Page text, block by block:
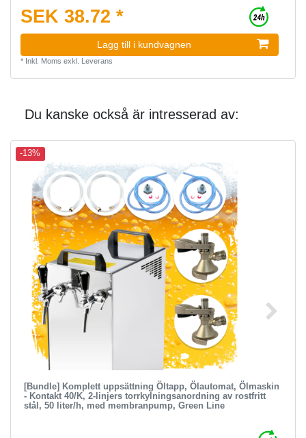
SEK 38.72 *
Lagg till i kundvagnen
* Inkl. Moms exkl. Leverans
Du kanske också är intresserad av:
-13%
[Bundle] Komplett uppsättning Öltapp, Ölautomat, Ölmaskin
- Kontakt 40/K, 2-linjers torrkylningsanordning av rostfritt
stål, 50 liter/h, med membranpump, Green Line